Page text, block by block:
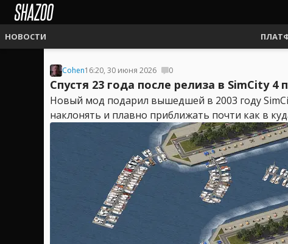
НОВОСТИ
Cohen16:20, 30 июня 2026 0
Спустя 23 года после релиза в SimCity
Новый мод подарил вышедшей в 2003 году
наклонять и плавно приближать почти как в